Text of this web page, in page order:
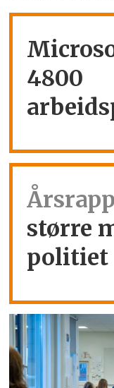
4800
større
politiet